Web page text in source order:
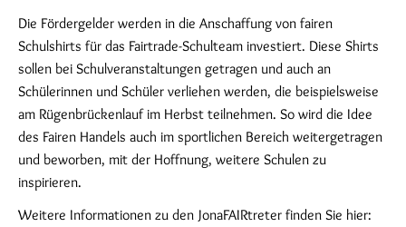
Die Fördergelder werden in die Anschaffung von fairen
Schulshirts für das Fairtrade-Schulteam investiert. Diese Shirts
sollen bei Schulveranstaltungen getragen und auch an
Schülerinnen und Schüler verliehen werden, die beispielsweise
am Rügenbrückenlauf im Herbst teilnehmen. So wird die Idee
des Fairen Handels auch im sportlichen Bereich weitergetragen
und beworben, mit der Hoffnung, weitere Schulen zu
inspirieren.
Weitere Informationen zu den JonaFAIRtreter finden Sie hier: